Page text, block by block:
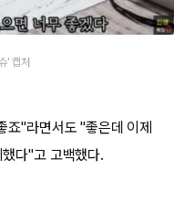
' 캡처
죠"라면서도 "좋은데 이제
다"고 고백했다.